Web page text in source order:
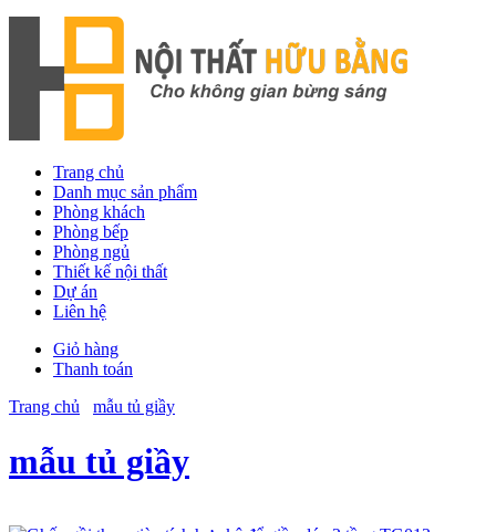
Trang chủ
Danh mục sản phẩm
Phòng khách
Phòng bếp
Phòng ngủ
Thiết kế nội thất
Dự án
Liên hệ
Giỏ hàng
Thanh toán
Trang chủ
mẫu tủ giầy
mẫu tủ giầy